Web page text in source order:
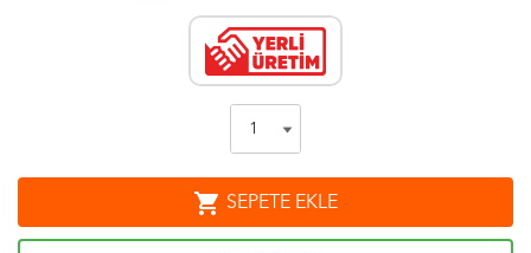
shopping_cart SEPETE EKLE